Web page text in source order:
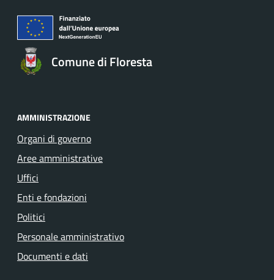
Comune di Floresta
AMMINISTRAZIONE
Organi di governo
Aree amministrative
Uffici
Enti e fondazioni
Politici
Personale amministrativo
Documenti e dati